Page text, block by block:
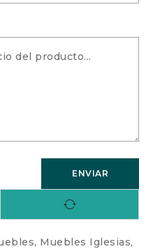
, Muebles Iglesias,